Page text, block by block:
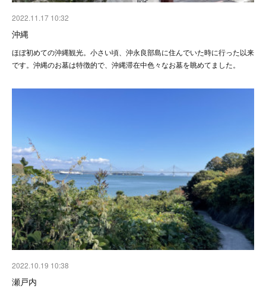
2022.11.17 10:32
沖縄
ほぼ初めての沖縄観光。小さい頃、沖永良部島に住んでいた時に行った以来
です。沖縄のお墓は特徴的で、沖縄滞在中色々なお墓を眺めてました。
2022.10.19 10:38
瀬戸内